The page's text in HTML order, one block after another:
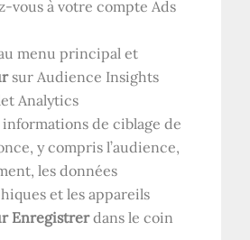
vous à votre compte Ads
menu principal et
sur Audience Insights
Analytics
de ciblage de
y compris l’audience,
les données
et les appareils
Enregistrerdans le coin